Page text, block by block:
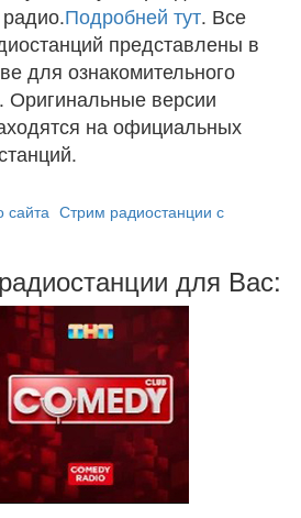
Подробней тут. Все
представлены в
для ознакомительного
Оригинальные версии
на официальных
сайта Стрим радиостанции с
для Вас: